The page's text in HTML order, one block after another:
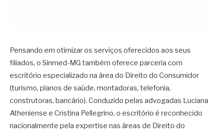
Pensando em otimizar os serviços oferecidos aos seus
filiados, o Sinmed-MG também oferece parceria com
escritório especializado na área do Direito do Consumidor
(turismo, planos de saúde, montadoras, telefonia,
construtoras, bancário). Conduzido pelas advogadas Luciana
Atheniense e Cristina Pellegrino, o escritório é reconhecido
nacionalmente pela expertise nas áreas de Direito do